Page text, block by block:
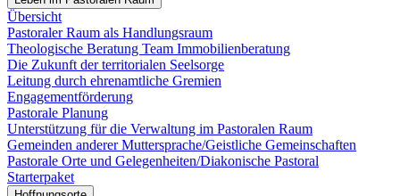
Übersicht
Pastoraler Raum als Handlungsraum
Theologische Beratung Team Immobilienberatung
Die Zukunft der territorialen Seelsorge
Leitung durch ehrenamtliche Gremien
Engagementförderung
Pastorale Planung
Unterstützung für die Verwaltung im Pastoralen Raum
Gemeinden anderer Muttersprache/Geistliche Gemeinschaften
Pastorale Orte und Gelegenheiten/Diakonische Pastoral
Starterpaket